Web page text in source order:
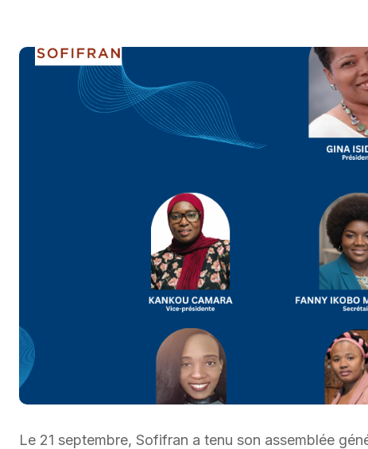
Le 21 septembre, Sofifran a tenu son assemblée